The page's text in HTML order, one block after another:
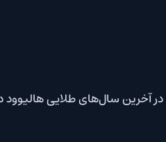
طلایی هالیوود در دهه‌ی